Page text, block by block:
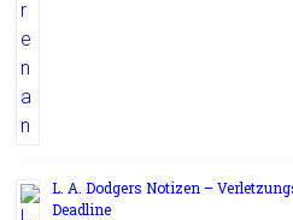
L. A. Dodgers Notizen –
Deadline